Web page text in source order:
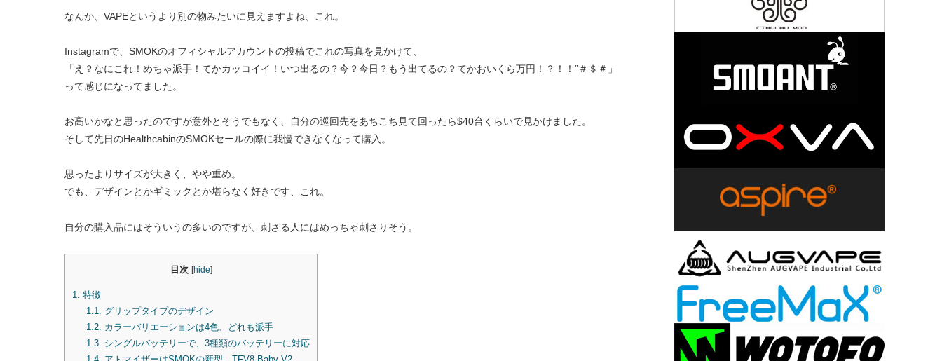
なんか、VAPEというより別の物みたいに見えますよね、これ。
Instagramで、SMOKのオフィシャルアカウントの投稿でこれの写真を見かけて、
「え？なにこれ！めちゃ派手！てかカッコイイ！いつ出るの？今？今日？もう出てるの？てかおいくら万円！？！！”＃＄＃」
って感じになってました。
お高いかなと思ったのですが意外とそうでもなく、自分の巡回先をあちこち見て回ったら$40台くらいで見かけました。
そして先日のHealthcabinのSMOKセールの際に我慢できなくなって購入。
思ったよりサイズが大きく、やや重め。
でも、デザインとかギミックとか堪らなく好きです、これ。
自分の購入品にはそういうの多いのですが、刺さる人にはめっちゃ刺さりそう。
目次 [hide]
1. 特徴
1.1. グリップタイプのデザイン
1.2. カラーバリエーションは4色、どれも派手
1.3. シングルバッテリーで、3種類のバッテリーに対応